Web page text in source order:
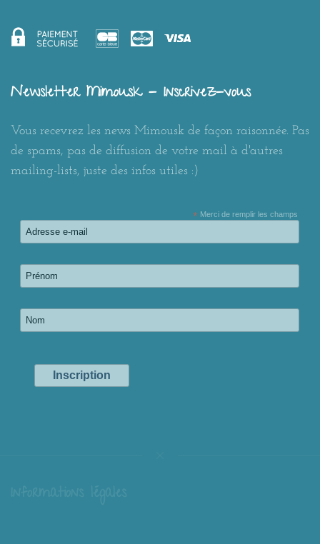
Newsletter Mimousk - Inscrivez-vous
Vous recevrez les news Mimousk de façon raisonnée. Pas
de spams, pas de diffusion de votre mail à d'autres
mailing-lists, juste des infos utiles :)
* Merci de remplir les champs